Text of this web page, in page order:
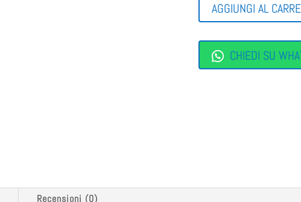
AGGIUNGI AL
CHIEDI SU
Recensioni (0)